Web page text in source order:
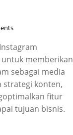
Instagram
memberikan
sebagai media
strategi konten,
fitur
tujuan bisnis.